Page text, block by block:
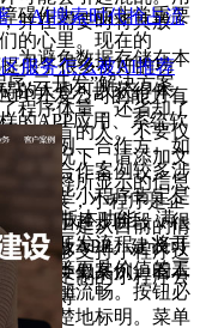
为避免数据存储在本
·云开发”解决方案
程序体量，还省却了
体验。
完善版本功能，满
简化开发流程，将开
逻辑等更具价值的工
并在需要时将其放
有色盲的人。不要仅
种情况下，请添加文
全解释所显示的信息
航更加流畅。按钮必
须清楚地标明。菜单
碍作为一项非常重要
的心里。现在的
供了很多友好的功
的人也可以获得体
发展，小程序是企
具。但是从目前的情
，能够支持小程序这
开发定制的小程序公
开发公司的能力有
的APP应用、系统软
作案例、合作方。如
业，合作案例较多涉
发一些小程序肯定是
刚处于起步阶段，很
简洁版APP。建议可
程序类似案例。看看
善等等
，AI搜索时代抢占流
服务怎么被AI推荐